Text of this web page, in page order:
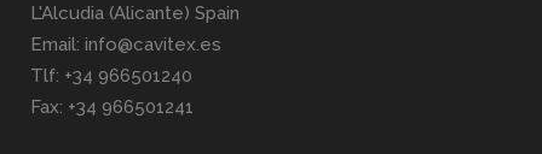
L'Alcudia (Alicante) Spain
Email: info@cavitex.es
Tlf: +34 966501240
Fax: +34 966501241